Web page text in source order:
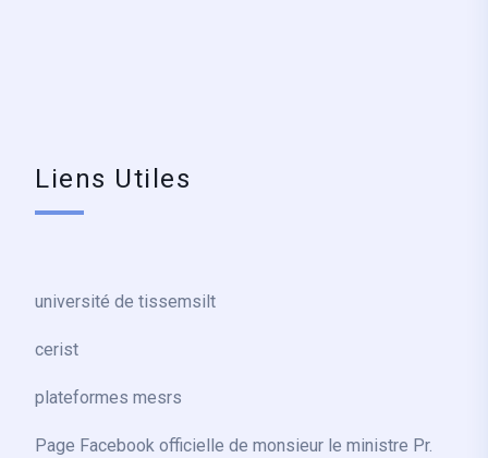
Liens Utiles
université de tissemsilt
cerist
plateformes mesrs
Page Facebook officielle de monsieur le ministre Pr.